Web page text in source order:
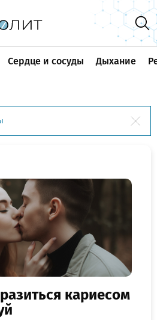
Сердце и сосуды Дыхание
кариесом